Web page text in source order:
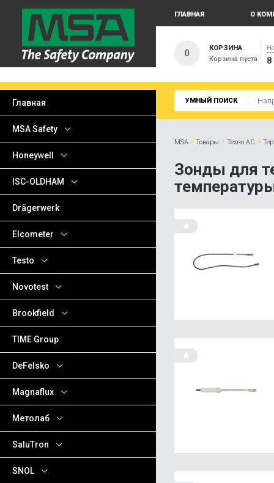
ГЛАВНАЯ О
0
КОРЗИНА
Корзина пуста
УМНЫЙ ПОИСК
MSA › Товары › Техно АС ›
Зонды для
Главная
MSA Safety
Honeywell
ISC-OLDHAM
Drägerwerk
Elcometer
Testo
Novotest
Brookfield
TIME Group
DeFelsko
Magnaflux
Метолаб
SaluTron
SNOL